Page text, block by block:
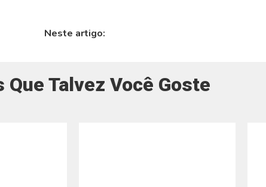
Neste artigo:
Que Talvez Você Goste